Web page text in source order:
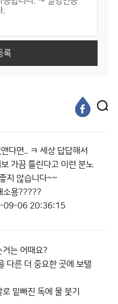
록
다면.. ㅋ 세상 답답해서
가끔 틀린다고 이런 분노
지 않습니다~~
소용?????
09-06 20:36:15
거는 어때요?
다른 더 중요한 곳에 보탤
밑빠진 독에 물 붓기